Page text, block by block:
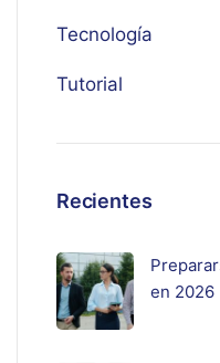
Tecnología
Tutorial
Recientes
en 2026